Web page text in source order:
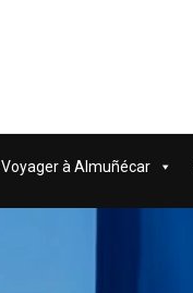
Voyager à Almuñécar